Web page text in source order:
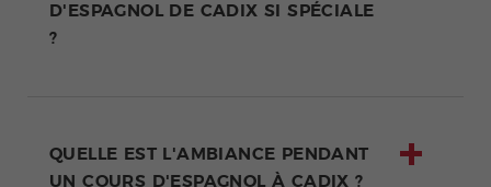
D'ESPAGNOL DE CADIX SI SPÉCIALE
?
QUELLE EST L'AMBIANCE PENDANT
UN COURS D'ESPAGNOL À CADIX ?